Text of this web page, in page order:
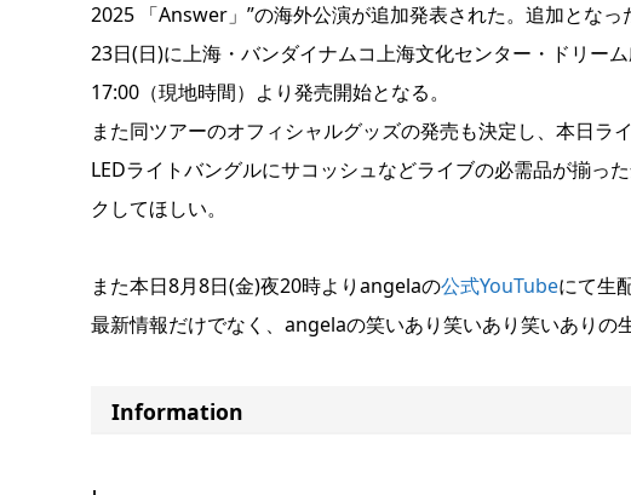
2025 「Answer」”の海外公演が追加発表された。追加とな
23日(日)に上海・バンダイナムコ上海文化センター・ドリー
17:00（現地時間）より発売開始となる。
また同ツアーのオフィシャルグッズの発売も決定し、本日
LEDライトバングルにサコッシュなどライブの必需品が揃っ
クしてほしい。
また本日8月8日(金)夜20時よりangelaの公式YouTubeにて生
最新情報だけでなく、angelaの笑いあり笑いあり笑いありの
Information